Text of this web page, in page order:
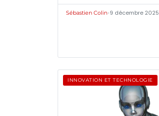
Sébastien Colin•9 décembre 2025
INNOVATION ET TECHNOLOGIE